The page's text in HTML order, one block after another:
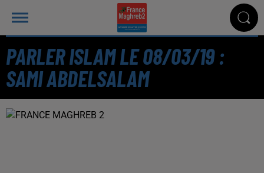
PARLER ISLAM LE 08/03/19 :
SAMI ABDELSALAM